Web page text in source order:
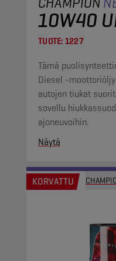
10W40
TUOTE: 1227
Tämä
Diesel -
autojen tiukat
sovellu
ajoneuvoihin.
Näytä
KORVATTU